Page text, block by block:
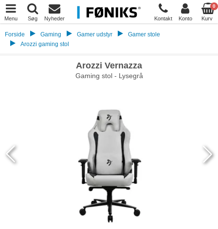
Menu Søg Nyheder Kontakt Konto
0
Kurv
Forside Gaming Gamer udstyr
Gamer stole
Arozzi gaming stol
Arozzi Vernazza
Gaming stol - Lysegrå